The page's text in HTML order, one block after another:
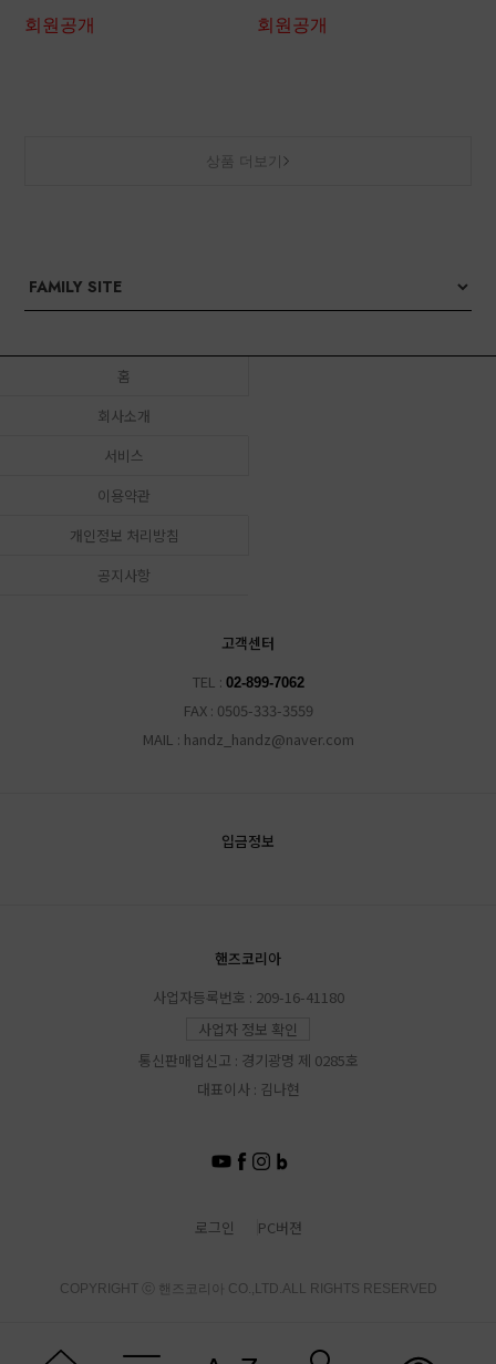
회원공개 회원공개
상품 더보기
홈
회사소개
서비스
이용약관
개인정보 처리방침
공지사항
고객센터
TEL : 02-899-7062
FAX : 0505-333-3559
MAIL : handz_handz@naver.com
입금정보
핸즈코리아
사업자등록번호 : 209-16-41180
사업자 정보 확인
통신판매업신고 : 경기광명 제 0285호
대표이사 : 김나현
로그인 PC버젼
COPYRIGHT ⓒ 핸즈코리아 CO.,LTD.ALL RIGHTS RESERVED